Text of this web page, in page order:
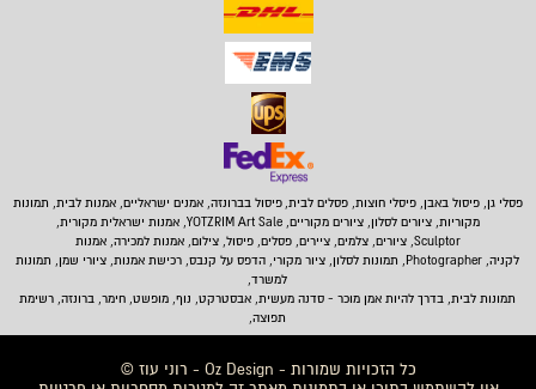
כל הזכויות שמורות - Oz Design - רוני עוז ©
פסלי גן, פיסול באבן, פיסלי חוצות, פסלים לבית,פיסול בברונזה, אמנים ישראליים, אמנות לבית, תמונות
מקוריות, ציורים לסלון, ציורים מקוריים, YOTZRIM Art Sale, אמנות ישראלית מקורית,
Sculptor, ציורים, צלמים, ציירים, פסלים, פיסול, צילום, אמנות למכירה, אמנות
לקניה, Photographer, תמונות לסלון, ציור מקורי, הדפס על קנבס, רכישת אמנות, ציורי שמן, תמונות
למשרד,
תמונות לבית, בדרך להיות אמן מוכר - סדנה מעשית, אבסטרקט, נוף, מופשט, חימר, ברונזה, רשימת
תפוצה,